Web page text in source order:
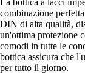
combinazione
DIN di alta qualità,
un'ottima protezione
comodi in tutte le
bottica assicura che
per tutto il giorno.